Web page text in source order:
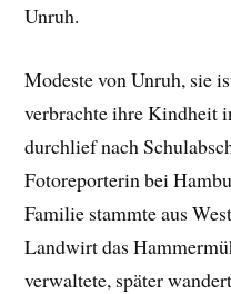
Unruh.
Modeste von Unruh, sie
verbrachte ihre Kindheit
durchlief nach
Fotoreporterin bei
Familie stammte aus
Landwirt das
verwaltete, später